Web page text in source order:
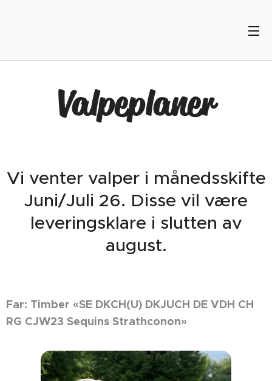
Valpeplaner
Vi venter valper i månedsskifte
Juni/Juli 26. Disse vil være
leveringsklare i slutten av
august.
Far: Timber «SE DKCH(U) DKJUCH DE VDH CH
RG CJW23 Sequins Strathconon»